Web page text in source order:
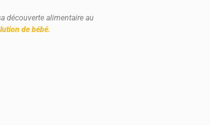
découverte alimentaire au
de bébé.